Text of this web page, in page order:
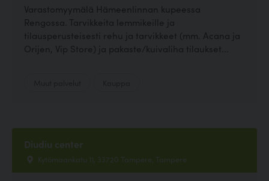
Varastomyymälä Hämeenlinnan kupeessa
Rengossa. Tarvikkeita lemmikeille ja
tilausperusteisesti rehu ja tarvikkeet (mm. Acana ja
Orijen, Vip Store) ja pakaste/kuivaliha tilaukset...
Diudiu center
Kytömaankatu 11, 33720 Tampere, Tampere